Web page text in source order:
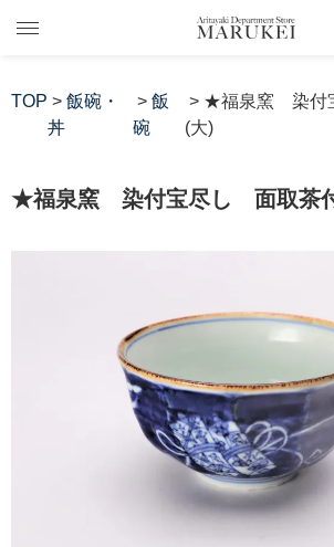
TOP > 飯碗・
丼
>飯
碗
> ★福泉窯 染付
(大)
★福泉窯 染付宝尽し 面取茶